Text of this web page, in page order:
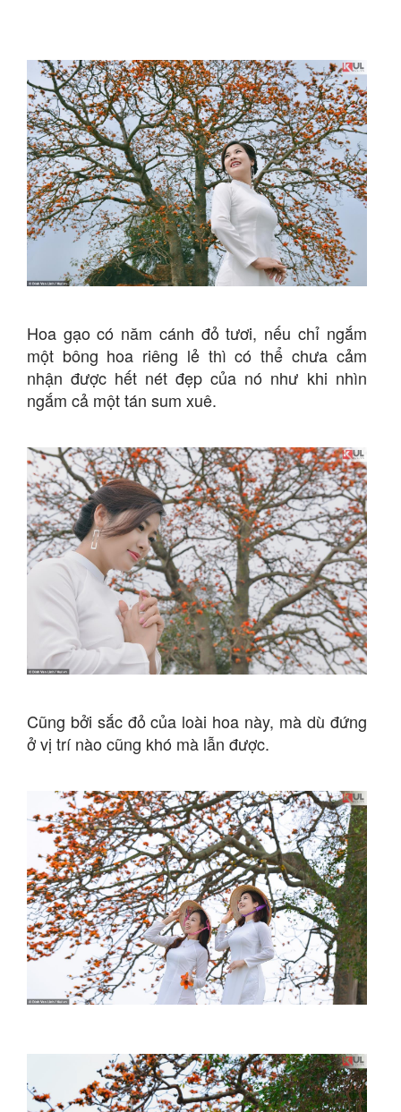
Hoa gạo có năm cánh đỏ tươi, nếu chỉ ngắm
một bông hoa riêng lẻ thì có thể chưa cảm
nhận được hết nét đẹp của nó như khi nhìn
ngắm cả một tán sum xuê.
Cũng bởi sắc đỏ của loài hoa này, mà dù đứng
ở vị trí nào cũng khó mà lẫn được.